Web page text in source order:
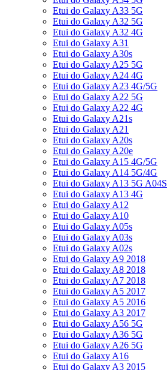
Etui do Galaxy A33 5G
Etui do Galaxy A32 5G
Etui do Galaxy A32 4G
Etui do Galaxy A31
Etui do Galaxy A30s
Etui do Galaxy A25 5G
Etui do Galaxy A24 4G
Etui do Galaxy A23 4G/5G
Etui do Galaxy A22 5G
Etui do Galaxy A22 4G
Etui do Galaxy A21s
Etui do Galaxy A21
Etui do Galaxy A20s
Etui do Galaxy A20e
Etui do Galaxy A15 4G/5G
Etui do Galaxy A14 5G/4G
Etui do Galaxy A13 5G A04S
Etui do Galaxy A13 4G
Etui do Galaxy A12
Etui do Galaxy A10
Etui do Galaxy A05s
Etui do Galaxy A03s
Etui do Galaxy A02s
Etui do Galaxy A9 2018
Etui do Galaxy A8 2018
Etui do Galaxy A7 2018
Etui do Galaxy A5 2017
Etui do Galaxy A5 2016
Etui do Galaxy A3 2017
Etui do Galaxy A56 5G
Etui do Galaxy A36 5G
Etui do Galaxy A26 5G
Etui do Galaxy A16
Etui do Galaxy A3 2015